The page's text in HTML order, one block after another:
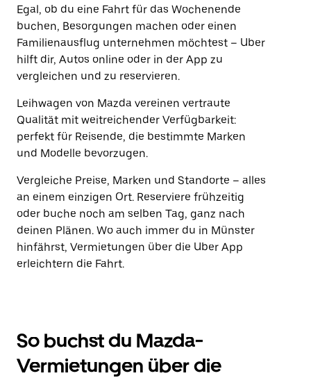
Egal, ob du eine Fahrt für das Wochenende
buchen, Besorgungen machen oder einen
Familienausflug unternehmen möchtest – Uber
hilft dir, Autos online oder in der App zu
vergleichen und zu reservieren.
Leihwagen von Mazda vereinen vertraute
Qualität mit weitreichender Verfügbarkeit:
perfekt für Reisende, die bestimmte Marken
und Modelle bevorzugen.
Vergleiche Preise, Marken und Standorte – alles
an einem einzigen Ort. Reserviere frühzeitig
oder buche noch am selben Tag, ganz nach
deinen Plänen. Wo auch immer du in Münster
hinfährst, Vermietungen über die Uber App
erleichtern die Fahrt.
So buchst du Mazda-
Vermietungen über die